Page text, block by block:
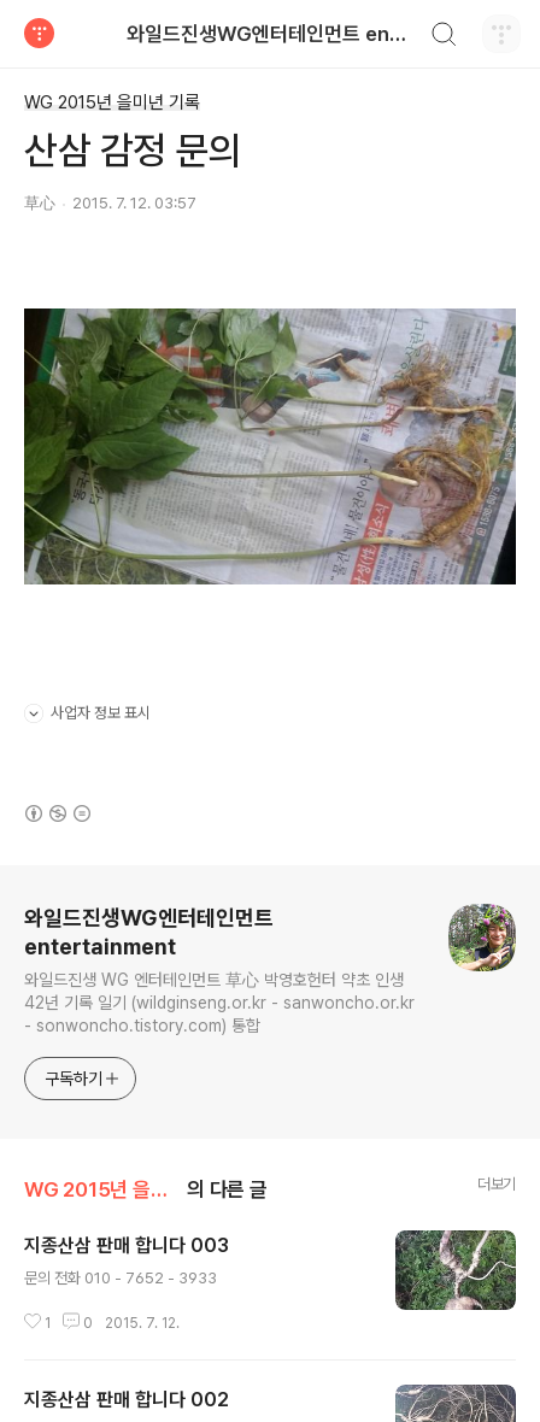
와일드진생WG엔터테인먼트 entertainment
WG 2015년 을미년 기록
산삼 감정 문의
草心 2015. 7. 12. 03:57
사업자 정보 표시
와일드진생WG엔터테인먼트
entertainment
와일드진생 WG 엔터테인먼트 草心 박영호헌터 약초 인생
42년 기록 일기 (wildginseng.or.kr - sanwoncho.or.kr
- sonwoncho.tistory.com) 통합
구독하기
WG 2015년 을미년 기록 의 다른 글 더보기
지종산삼 판매 합니다 003
문의 전화 010 - 7652 - 3933
1 0 2015. 7. 12.
지종산삼 판매 합니다 002